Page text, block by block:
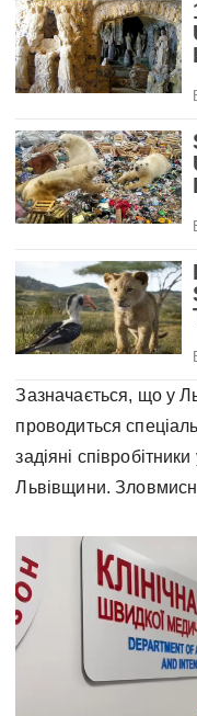
Зазначається, що у
проводиться
задіяні
Львівщини.
д
е